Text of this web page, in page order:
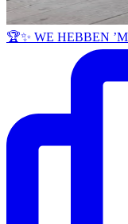
🏆✨ WE HEBBEN